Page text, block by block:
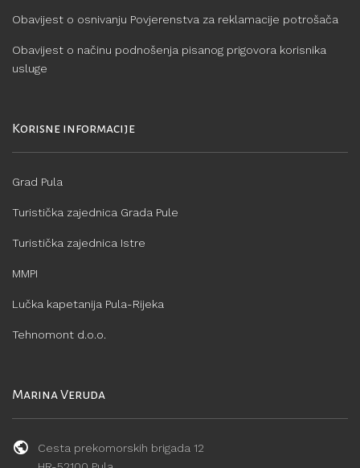
Obavijest o osnivanju Povjerenstva za reklamacije potrošača
Obavijest o načinu podnošenja pisanog prigovora korisnika
usluge
Korisne informacije
Grad Pula
Turistička zajednica Grada Pule
Turistička zajednica Istre
MMPI
Lučka kapetanija Pula-Rijeka
Tehnomont d.o.o.
Marina Veruda
Cesta prekomorskih brigada 12